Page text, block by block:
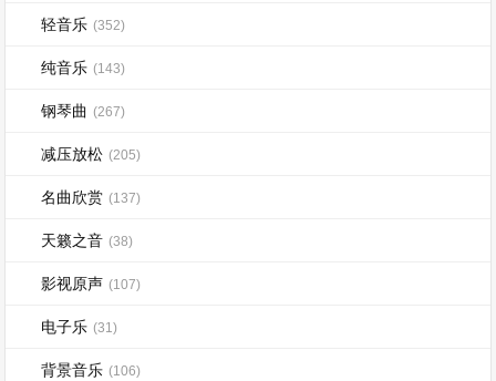
轻音乐 (352)
纯音乐 (143)
钢琴曲 (267)
减压放松 (205)
名曲欣赏 (137)
天籁之音 (38)
影视原声 (107)
电子乐 (31)
背景音乐 (106)